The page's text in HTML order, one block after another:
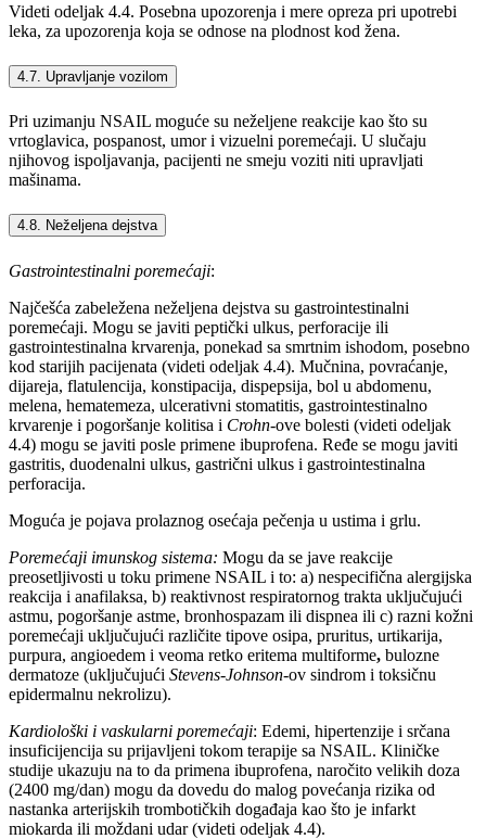
Videti odeljak 4.4. Posebna upozorenja i mere opreza pri upotrebi
leka, za upozorenja koja se odnose na plodnost kod žena.
4.7. Upravljanje vozilom
Pri uzimanju NSAIL moguće su neželjene reakcije kao što su
vrtoglavica, pospanost, umor i vizuelni poremećaji. U slučaju
njihovog ispoljavanja, pacijenti ne smeju voziti niti upravljati
mašinama.
4.8. Neželjena dejstva
Gastrointestinalni poremećaji:
Najčešća zabeležena neželjena dejstva su gastrointestinalni
poremećaji. Mogu se javiti peptički ulkus, perforacije ili
gastrointestinalna krvarenja, ponekad sa smrtnim ishodom, posebno
kod starijih pacijenata (videti odeljak 4.4). Mučnina, povraćanje,
dijareja, flatulencija, konstipacija, dispepsija, bol u abdomenu,
melena, hematemeza, ulcerativni stomatitis, gastrointestinalno
krvarenje i pogoršanje kolitisa i Crohn-ove bolesti (videti odeljak
4.4) mogu se javiti posle primene ibuprofena. Ređe se mogu javiti
gastritis, duodenalni ulkus, gastrični ulkus i gastrointestinalna
perforacija.
Moguća je pojava prolaznog osećaja pečenja u ustima i grlu.
Poremećaji imunskog sistema: Mogu da se jave reakcije
preosetljivosti u toku primene NSAIL i to: a) nespecifična alergijska
reakcija i anafilaksa, b) reaktivnost respiratornog trakta uključujući
astmu, pogoršanje astme, bronhospazam ili dispnea ili c) razni kožni
poremećaji uključujući različite tipove osipa, pruritus, urtikarija,
purpura, angioedem i veoma retko eritema multiforme, bulozne
dermatoze (uključujući Stevens-Johnson-ov sindrom i toksičnu
epidermalnu nekrolizu).
Kardiološki i vaskularni poremećaji: Edemi, hipertenzije i srčana
insuficijencija su prijavljeni tokom terapije sa NSAIL. Kliničke
studije ukazuju na to da primena ibuprofena, naročito velikih doza
(2400 mg/dan) mogu da dovedu do malog povećanja rizika od
nastanka arterijskih trombotičkih događaja kao što je infarkt
miokarda ili moždani udar (videti odeljak 4.4).